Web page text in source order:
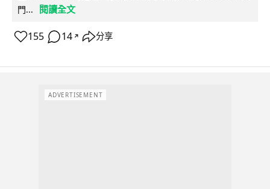
門...
閱讀全文
155 14 ↗ 分享
ADVERTISEMENT